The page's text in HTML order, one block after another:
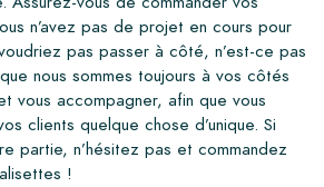
n’avez pas de projet en cours pour
pas passer à côté, n’est-ce pas
nous sommes toujours à vos côtés
vous accompagner, afin que vous
clients quelque chose d’unique. Si
partie, n’hésitez pas et commandez
!